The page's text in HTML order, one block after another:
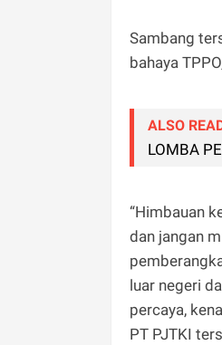
Sambang
bahaya
ALSO
LOMBA
“Himbauan
dan jangan
luar negeri
percaya,
PT PJTKI